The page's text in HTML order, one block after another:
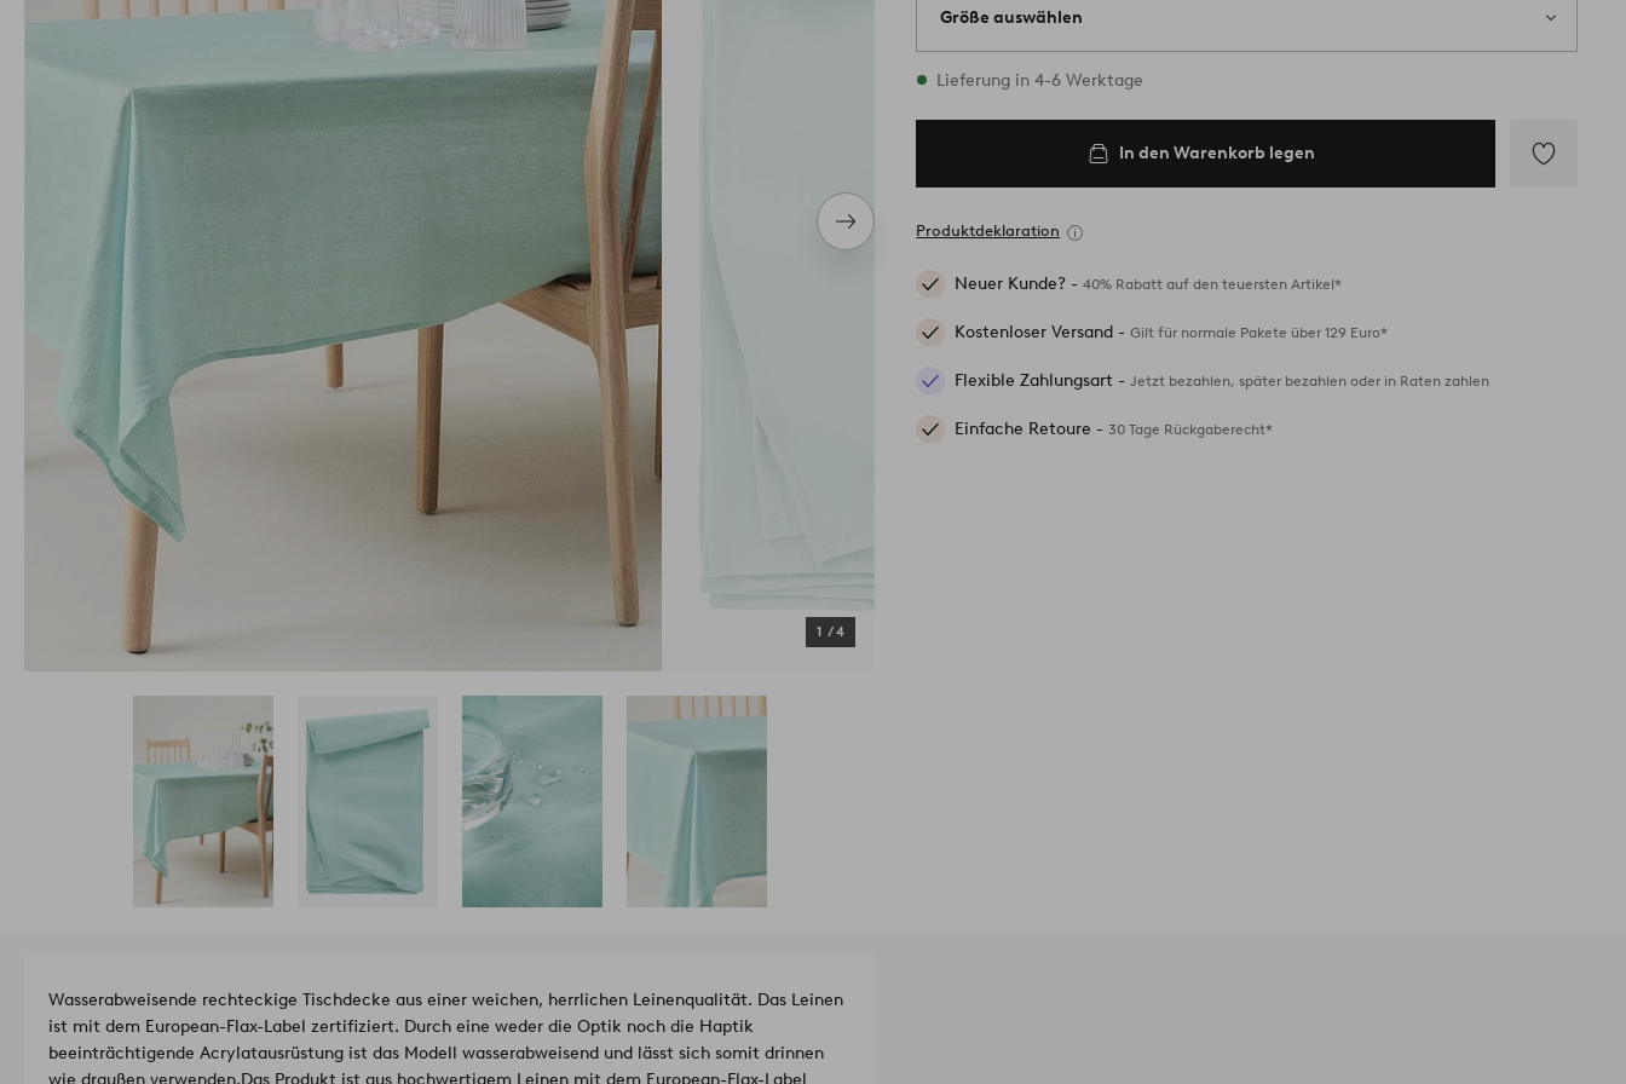
Nächstes
Produkt
1 /4
Größe auswählen
2 Größen vorrätig
Lieferung in 4-6 Werktage
In den Warenkorb legen
Produktdeklaration
Neuer Kunde? -40% Rabatt auf den teuersten Artikel*
Kostenloser Versand -Gilt für normale Pakete über 129 Euro*
Flexible Zahlungsart -Jetzt bezahlen, später bezahlen oder in Raten zahlen
Einfache Retoure -30 Tage Rückgaberecht*
Wasserabweisende rechteckige Tischdecke aus einer weichen, herrlichen Leinenqualität. Das Leinen
ist mit dem European-Flax-Label zertifiziert. Durch eine weder die Optik noch die Haptik
beeinträchtigende Acrylatausrüstung ist das Modell wasserabweisend und lässt sich somit drinnen
wie draußen verwenden.Das Produkt ist aus hochwertigem Leinen mit dem European-Flax-Label